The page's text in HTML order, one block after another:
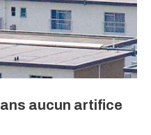
aucun artifice